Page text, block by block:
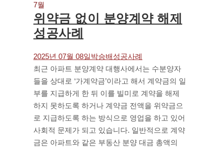
7월
위약금 없이 분양계약 해제
성공사례
2025년 07월 08일박승배성공사례
최근 아파트 분양계약 대행사에서는 수분양자
들을 상대로 ‘가계약금’이라고 해서 계약금의 일
부를 지급하게 한 뒤 이를 빌미로 계약을 해제
하지 못하도록 하거나 계약금 전액을 위약금으
로 지급하도록 하는 방식으로 영업을 하고 있어
사회적 문제가 되고 있습니다. 일반적으로 계약
금은 아파트와 같은 부동산 분양 대금 총액의